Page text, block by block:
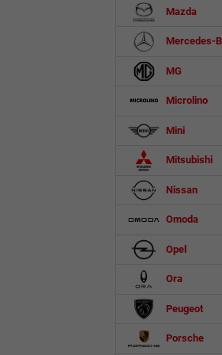
Mazda
Mercedes-
MG
Microlino
Mini
Mitsubishi
Nissan
Omoda
Opel
Ora
Peugeot
Porsche